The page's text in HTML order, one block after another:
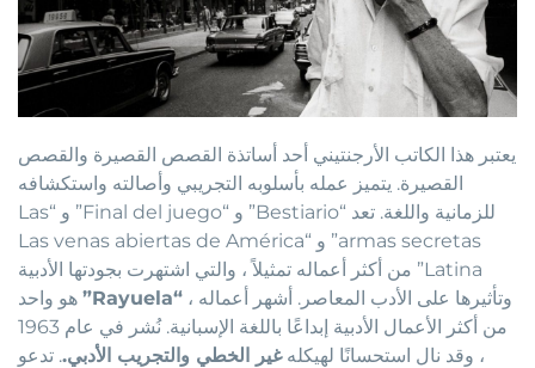
يعتبر هذا الكاتب الأرجنتيني أحد أساتذة القصص القصيرة والقصص
القصيرة. يتميز عمله بأسلوبه التجريبي وأصالته واستكشافه
للزمانية واللغة. تعد “Bestiario” و “Final del juego” و “Las
armas secretas” و “Las venas abiertas de América
Latina” من أكثر أعماله تمثيلاً ، والتي اشتهرت بجودتها الأدبية
وتأثيرها على الأدب المعاصر. أشهر أعماله ، “Rayuela”
هو واحد
من أكثر الأعمال الأدبية إبداعًا باللغة الإسبانية. نُشر في عام 1963
، وقد نال استحسانًا لهيكله غير الخطي والتجريب الأدبي.. تدعو